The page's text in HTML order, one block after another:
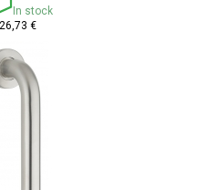
In stock
€